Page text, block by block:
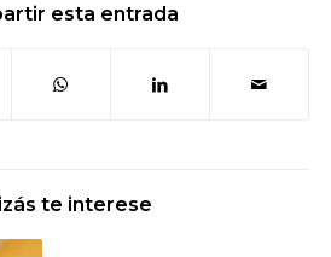
esta entrada
te interese